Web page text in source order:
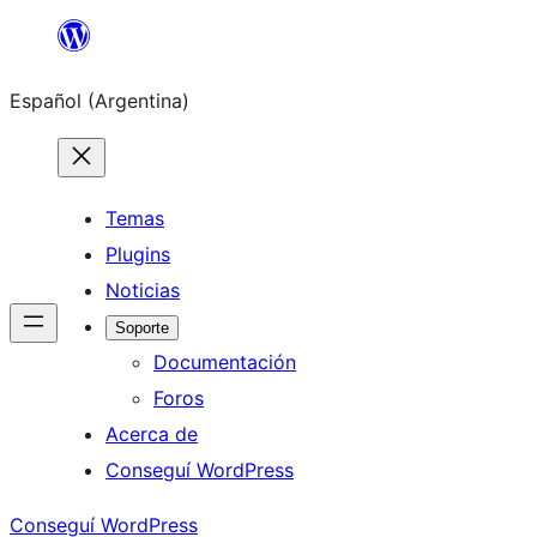
Saltar
contenido
Español (Argentina)
Temas
Plugins
Noticias
Soporte
Documentación
Foros
Acerca de
Conseguí WordPress
Conseguí WordPress